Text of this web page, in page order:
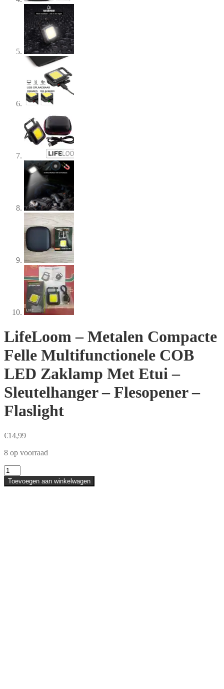
LifeLoom – Metalen Compacte
Felle Multifunctionele COB
LED Zaklamp Met Etui –
Sleutelhanger – Flesopener –
Flaslight
€14,99
8 op voorraad
LifeLoom
-
Metalen
Toevoegen aan winkelwagen